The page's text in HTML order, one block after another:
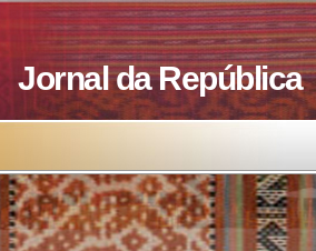
Jornal da República